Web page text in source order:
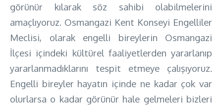
görünür kılarak söz sahibi olabilmelerini
amaçlıyoruz. Osmangazi Kent Konseyi Engelliler
Meclisi, olarak engelli bireylerin Osmangazi
İlçesi içindeki kültürel faaliyetlerden yararlanıp
yararlanmadıklarını tespit etmeye çalışıyoruz.
Engelli bireyler hayatın içinde ne kadar çok var
olurlarsa o kadar görünür hale gelmeleri bizleri